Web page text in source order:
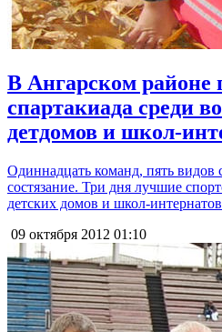
В Ангарском
спартакиада среди
детдомов и школ-
Одиннадцать команд, пять видов
состязание. Три дня лучшие
детских домов и школ-
09 октября 2012 01:10